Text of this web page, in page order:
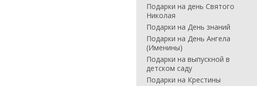
Подарки на день Святого
Николая
Подарки на День знаний
Подарки на День Ангела
(Именины)
Подарки на выпускной в
детском саду
Подарки на Крестины